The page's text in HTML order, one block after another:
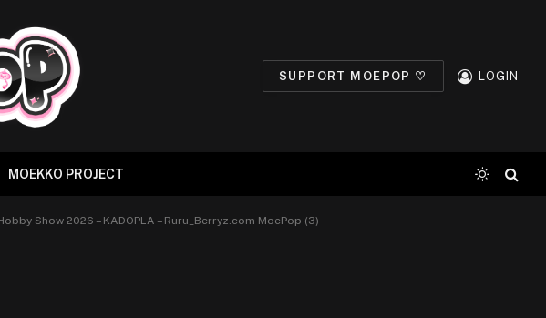
SUPPORT MOEPOP ♡ LOGIN
MOEKKO PROJECT
Show 2026 – KADOPLA – Ruru_Berryz.com MoePop (3)